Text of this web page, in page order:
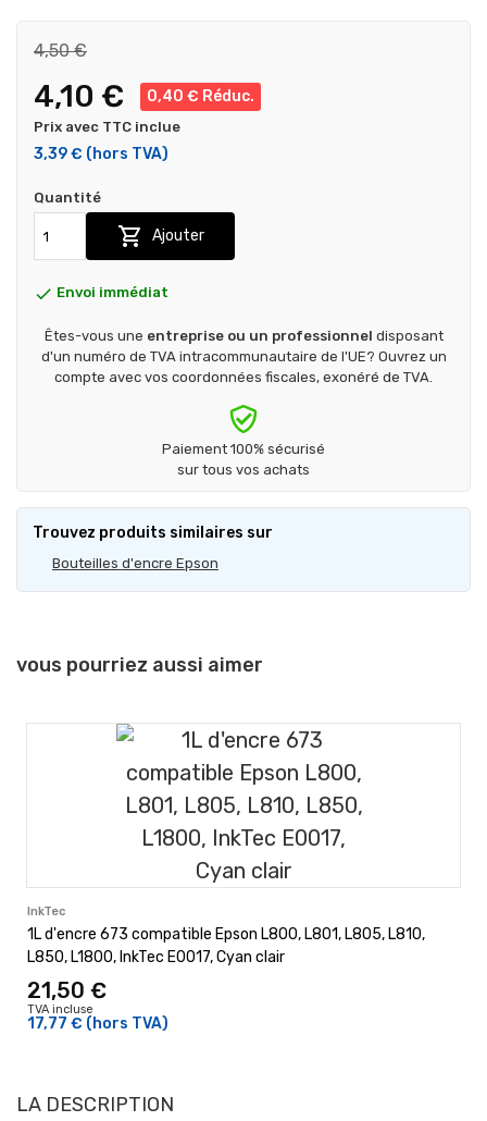
4,50 €
4,10 € 0,40 € Réduc.
Prix avec TTC inclue
3,39 € (hors TVA)
Quantité
 Ajouter
 Envoi immédiat
Êtes-vous une entreprise ou un professionnel disposant
d'un numéro de TVA intracommunautaire de l'UE? Ouvrez un
compte avec vos coordonnées fiscales, exonéré de TVA.
Paiement 100% sécurisé
sur tous vos achats
Trouvez produits similaires sur
Bouteilles d'encre Epson
vous pourriez aussi aimer
InkTec
1L d'encre 673 compatible Epson L800, L801, L805, L810,
L850, L1800, InkTec E0017, Cyan clair
21,50 €
TVA incluse
17,77 € (hors TVA)
LA DESCRIPTION